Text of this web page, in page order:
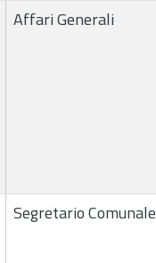
Affari Generali
Segretario Comunale